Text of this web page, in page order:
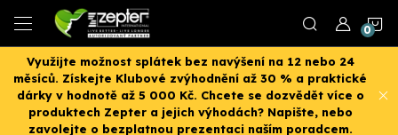
obsah
Využijte možnost splátek bez navýšení na 12 nebo 24
měsíců. Získejte Klubové zvýhodnění až 30 % a praktické
dárky v hodnotě až 5 000 Kč. Chcete se dozvědět více o
produktech Zepter a jejich výhodách? Napište, nebo
zavolejte o bezplatnou prezentaci naším poradcem.